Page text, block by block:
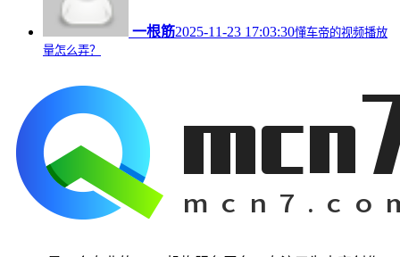
一根筋2025-11-23 17:03:30懂车帝的视频播放
量怎么弄？